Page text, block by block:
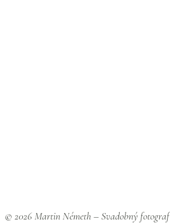
© 2026 Martin Németh – Svadobný fotograf